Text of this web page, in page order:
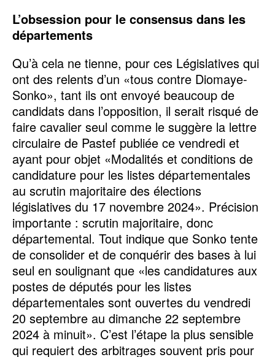
L’obsession pour le consensus dans les
départements
Qu’à cela ne tienne, pour ces Législatives qui
ont des relents d’un «tous contre Diomaye-
Sonko», tant ils ont envoyé beaucoup de
candidats dans l’opposition, il serait risqué de
faire cavalier seul comme le suggère la lettre
circulaire de Pastef publiée ce vendredi et
ayant pour objet «Modalités et conditions de
candidature pour les listes départementales
au scrutin majoritaire des élections
législatives du 17 novembre 2024». Précision
importante : scrutin majoritaire, donc
départemental. Tout indique que Sonko tente
de consolider et de conquérir des bases à lui
seul en soulignant que «les candidatures aux
postes de députés pour les listes
départementales sont ouvertes du vendredi
20 septembre au dimanche 22 septembre
2024 à minuit». C’est l’étape la plus sensible
qui requiert des arbitrages souvent pris pour